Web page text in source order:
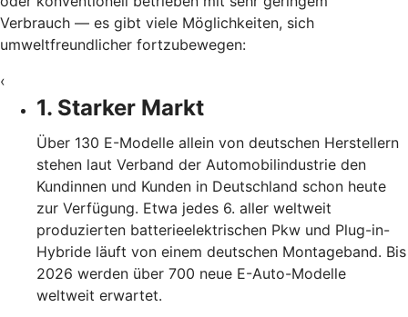
Verbrauch — es gibt viele Möglichkeiten, sich
umweltfreundlicher fortzubewegen:
‹
1. Starker Markt
Über 130 E-Modelle allein von deutschen Herstellern
stehen laut Verband der Automobilindustrie den
Kundinnen und Kunden in Deutschland schon heute
zur Verfügung. Etwa jedes 6. aller weltweit
produzierten batterieelektrischen Pkw und Plug-in-
Hybride läuft von einem deutschen Montageband. Bis
2026 werden über 700 neue E-Auto-Modelle
weltweit erwartet.